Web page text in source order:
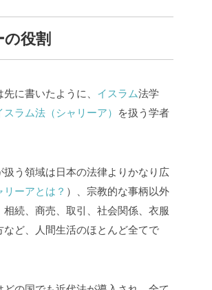
役割
に書いたように、 イスラム法学
スラム法（シャリーア）
を扱う学者
扱う領域は日本の法律よりかなり広
リーアとは？ ）、宗教的な事柄以外
相続、商売、取引、社会関係、衣服
など、人間生活のほとんど全てで